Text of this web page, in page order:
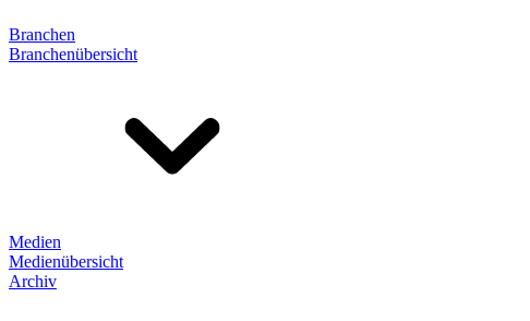
Branchen
Branchenübersicht
Medien
Medienübersicht
Archiv